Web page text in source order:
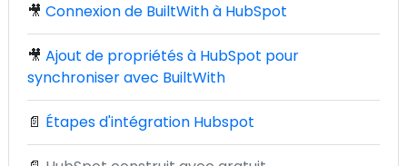
🎥 Connexion de BuiltWith à HubSpot
🎥 Ajout de propriétés à HubSpot pour
synchroniser avec BuiltWith
📄 Étapes d'intégration Hubspot